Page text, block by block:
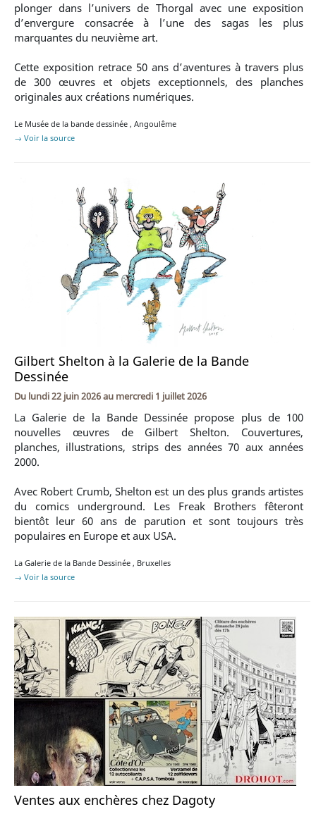
plonger dans l’univers de Thorgal avec une exposition
d’envergure consacrée à l’une des sagas les plus
marquantes du neuvième art.
Cette exposition retrace 50 ans d’aventures à travers plus
de 300 œuvres et objets exceptionnels, des planches
originales aux créations numériques.
Le Musée de la bande dessinée , Angoulême
→ Voir la source
Gilbert Shelton à la Galerie de la Bande
Dessinée
Du lundi 22 juin 2026au mercredi 1 juillet 2026
La Galerie de la Bande Dessinée propose plus de 100
nouvelles œuvres de Gilbert Shelton. Couvertures,
planches, illustrations, strips des années 70 aux années
2000.
Avec Robert Crumb, Shelton est un des plus grands artistes
du comics underground. Les Freak Brothers fêteront
bientôt leur 60 ans de parution et sont toujours très
populaires en Europe et aux USA.
La Galerie de la Bande Dessinée , Bruxelles
→ Voir la source
Ventes aux enchères chez Dagoty